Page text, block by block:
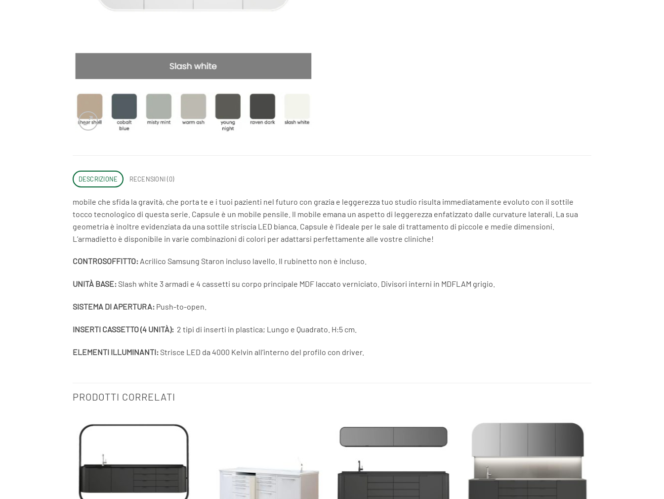
DESCRIZIONE RECENSIONI (0)
mobile che sfida la gravità, che porta te e i tuoi pazienti nel futuro con grazia e leggerezza tuo studio risulta immediatamente evoluto con il sottile
tocco tecnologico di questa serie. Capsule è un mobile pensile. Il mobile emana un aspetto di leggerezza enfatizzato dalle curvature laterali. La sua
geometria è inoltre evidenziata da una sottile striscia LED bianca. Capsule è l’ideale per le sale di trattamento di piccole e medie dimensioni.
L’armadietto è disponibile in varie combinazioni di colori per adattarsi perfettamente alle vostre cliniche!
CONTROSOFFITTO: Acrilico Samsung Staron incluso lavello. Il rubinetto non è incluso.
UNITÀ BASE: Slash white 3 armadi e 4 cassetti su corpo principale MDF laccato verniciato. Divisori interni in MDFLAM grigio.
SISTEMA DI APERTURA: Push-to-open.
INSERTI CASSETTO (4 UNITÀ): 2 tipi di inserti in plastica; Lungo e Quadrato. H:5 cm.
ELEMENTI ILLUMINANTI: Strisce LED da 4000 Kelvin all’interno del profilo con driver.
PRODOTTI CORRELATI